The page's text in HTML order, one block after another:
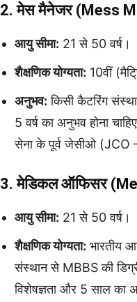
2. मेस मैनेजर (Mess
आयु सीमा: 21 से 50 वर्ष।
शैक्षणिक योग्यता: 10वीं
अनुभव: किसी कैटरिंग
5 वर्ष का अनुभव होना
सेना के पूर्व जेसीओ (JCO –
3. मेडिकल ऑफिसर
आयु सीमा: 21 से 50 वर्ष।
शैक्षणिक योग्यता: भारतीय
संस्थान से MBBS की
विशेषज्ञता और 5 साल का